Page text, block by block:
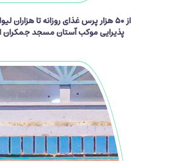
از ۵۰ هزار پرس غذای روزانه تا هزاران
پذیرایی موکب آستان مسجد جمکران از